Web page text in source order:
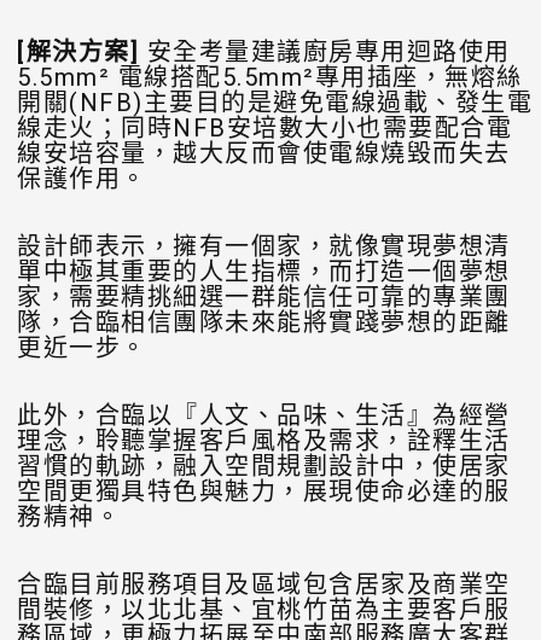
[解決方案] 安全考量建議廚房專用迴路使用
5.5mm² 電線搭配5.5mm²專用插座，無熔絲
開關(NFB)主要目的是避免電線過載、發生電
線走火；同時NFB安培數大小也需要配合電
線安培容量，越大反而會使電線燒毀而失去
保護作用。
設計師表示，擁有一個家，就像實現夢想清
單中極其重要的人生指標，而打造一個夢想
家，需要精挑細選一群能信任可靠的專業團
隊，合臨相信團隊未來能將實踐夢想的距離
更近一步。
此外，合臨以『人文、品味、生活』為經營
理念，聆聽掌握客戶風格及需求，詮釋生活
習慣的軌跡，融入空間規劃設計中，使居家
空間更獨具特色與魅力，展現使命必達的服
務精神。
合臨目前服務項目及區域包含居家及商業空
間裝修，以北北基、宜桃竹苗為主要客戶服